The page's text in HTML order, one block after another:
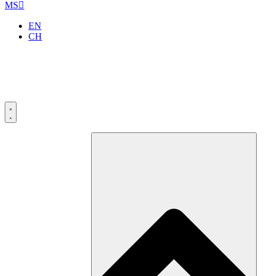
MS
EN
CH